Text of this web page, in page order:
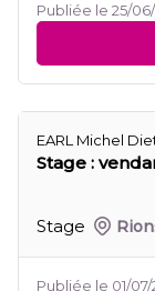
Publiée le 25/
EARL Michel
Stage :
Stage
Publiée le 01/